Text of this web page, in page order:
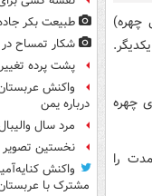
چهره)
چهره
را
طبیعت بکر
شکار تمساح
پشت پرده
واکنش
درباره یمن
مرد سال
نخستین
واکنش
مشترک با